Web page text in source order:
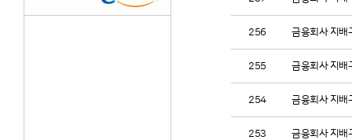
256 금융회사 지배
255 금융회사 지배
254 금융회사 지배
253 금융회사 지배